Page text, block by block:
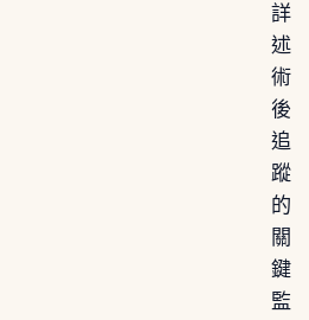
詳
述
術
後
追
蹤
的
關
鍵
監